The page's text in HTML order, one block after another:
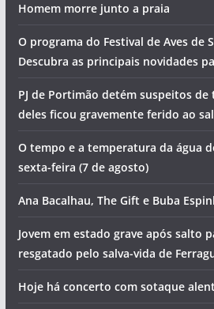
Homem morre junto a praia
O programa do Festival de Aves de
Descubra as principais novidades
PJ de Portimão detém suspeitos de
deles ficou gravemente ferido ao
O tempo e a temperatura da água
sexta-feira (7 de agosto)
Ana Bacalhau, The Gift e Buba
Jovem em estado grave após salto
resgatado pelo salva-vida de
Hoje há concerto com sotaque